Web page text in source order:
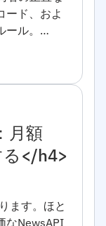
ード、およ
ル。
月額
</h4>
ます。ほと
なNewsAPI